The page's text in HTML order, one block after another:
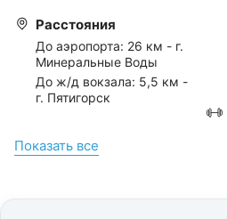
Расстояния
До аэропорта: 26 км - г.
Минеральные Воды
До ж/д вокзала: 5,5 км -
г. Пятигорск
Аренда: беседка
Показать всe